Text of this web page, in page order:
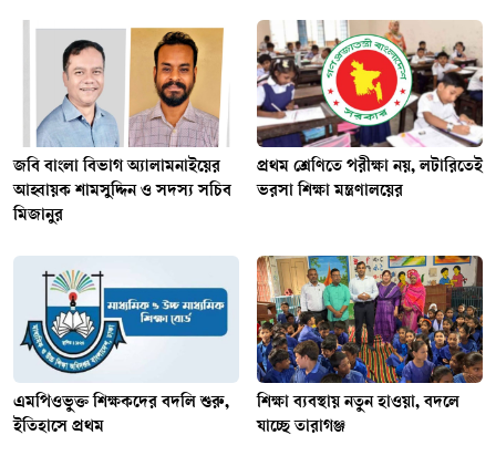
জ‌বি বাংলা বিভাগ অ‍্যালামনাইয়ের
আহ্বায়ক শামসুদ্দিন ও সদস্য সচিব
মিজানুর
প্রথম শ্রেণিতে পরীক্ষা নয়, লটারিতেই
ভরসা শিক্ষা মন্ত্রণালয়ের
এমপিওভুক্ত শিক্ষকদের বদলি শুরু,
ইতিহাসে প্রথম
শিক্ষা ব্যবস্থায় নতুন হাওয়া, বদলে
যাচ্ছে তারাগঞ্জ